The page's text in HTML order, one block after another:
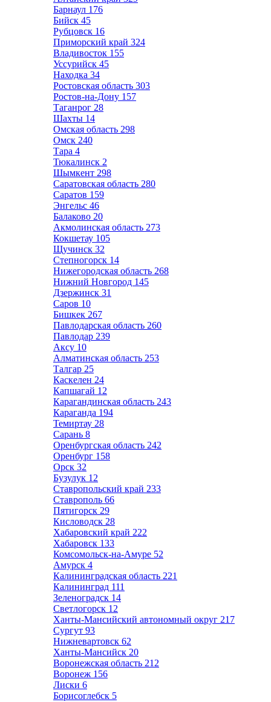
Барнаул 176
Бийск 45
Рубцовск 16
Приморский край 324
Владивосток 155
Уссурийск 45
Находка 34
Ростовская область 303
Ростов-на-Дону 157
Таганрог 28
Шахты 14
Омская область 298
Омск 240
Тара 4
Тюкалинск 2
Шымкент 298
Саратовская область 280
Саратов 159
Энгельс 46
Балаково 20
Акмолинская область 273
Кокшетау 105
Щучинск 32
Степногорск 14
Нижегородская область 268
Нижний Новгород 145
Дзержинск 31
Саров 10
Бишкек 267
Павлодарская область 260
Павлодар 239
Аксу 10
Алматинская область 253
Талгар 25
Каскелен 24
Капшагай 12
Карагандинская область 243
Караганда 194
Темиртау 28
Сарань 8
Оренбургская область 242
Оренбург 158
Орск 32
Бузулук 12
Ставропольский край 233
Ставрополь 66
Пятигорск 29
Кисловодск 28
Хабаровский край 222
Хабаровск 133
Комсомольск-на-Амуре 52
Амурск 4
Калининградская область 221
Калининград 111
Зеленоградск 14
Светлогорск 12
Ханты-Мансийский автономный округ 217
Сургут 93
Нижневартовск 62
Ханты-Мансийск 20
Воронежская область 212
Воронеж 156
Лиски 6
Борисоглебск 5